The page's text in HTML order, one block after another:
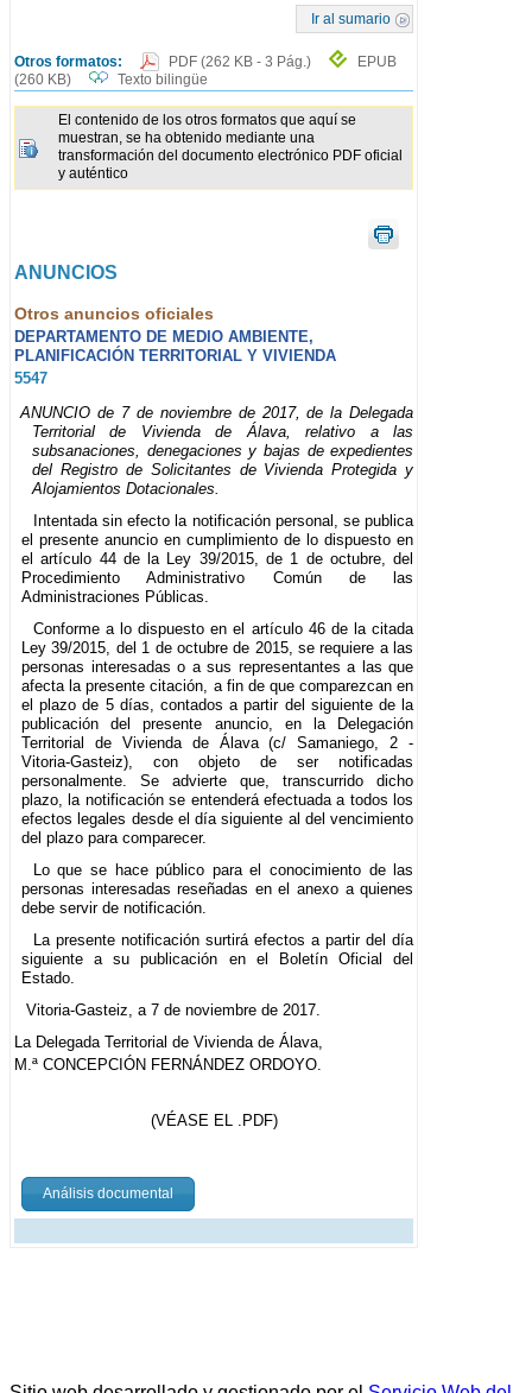
Ir al sumario
Otros formatos: PDF (262 KB - 3 Pág.)
EPUB
(260 KB)
Texto bilingüe
El contenido de los otros formatos que aquí se
muestran, se ha obtenido mediante una
transformación del documento electrónico PDF oficial
y auténtico
ANUNCIOS
Otros anuncios oficiales
DEPARTAMENTO DE MEDIO AMBIENTE,
PLANIFICACIÓN TERRITORIAL Y VIVIENDA
5547
ANUNCIO de 7 de noviembre de 2017, de la Delegada
Territorial de Vivienda de Álava, relativo a las
subsanaciones, denegaciones y bajas de expedientes
del Registro de Solicitantes de Vivienda Protegida y
Alojamientos Dotacionales.
Intentada sin efecto la notificación personal, se publica
el presente anuncio en cumplimiento de lo dispuesto en
el artículo 44 de la Ley 39/2015, de 1 de octubre, del
Procedimiento Administrativo Común de las
Administraciones Públicas.
Conforme a lo dispuesto en el artículo 46 de la citada
Ley 39/2015, del 1 de octubre de 2015, se requiere a las
personas interesadas o a sus representantes a las que
afecta la presente citación, a fin de que comparezcan en
el plazo de 5 días, contados a partir del siguiente de la
publicación del presente anuncio, en la Delegación
Territorial de Vivienda de Álava (c/ Samaniego, 2 -
Vitoria-Gasteiz), con objeto de ser notificadas
personalmente. Se advierte que, transcurrido dicho
plazo, la notificación se entenderá efectuada a todos los
efectos legales desde el día siguiente al del vencimiento
del plazo para comparecer.
Lo que se hace público para el conocimiento de las
personas interesadas reseñadas en el anexo a quienes
debe servir de notificación.
La presente notificación surtirá efectos a partir del día
siguiente a su publicación en el Boletín Oficial del
Estado.
Vitoria-Gasteiz, a 7 de noviembre de 2017.
La Delegada Territorial de Vivienda de Álava,
M.ª CONCEPCIÓN FERNÁNDEZ ORDOYO.
(VÉASE EL .PDF)
Análisis documental